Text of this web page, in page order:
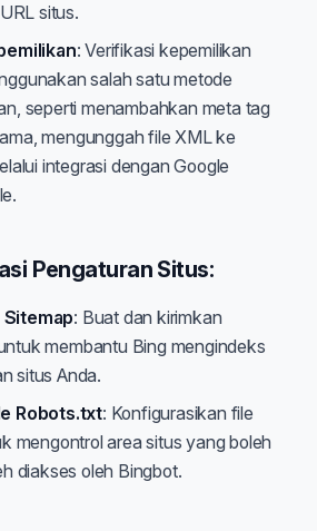
situs.
: Verifikasi kepemilikan
salah satu metode
seperti menambahkan meta tag
mengunggah file XML ke
integrasi dengan Google
Pengaturan Situs:
: Buat dan kirimkan
membantu Bing mengindeks
situs Anda.
Robots.txt: Konfigurasikan file
mengontrol area situs yang boleh
diakses oleh Bingbot.